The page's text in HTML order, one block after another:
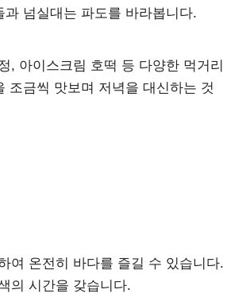
넘실대는 파도를 바라봅니다.
, 아이스크림 호떡 등 다양한 먹거리
조금씩 맛보며 저녁을 대신하는 것
여 온전히 바다를 즐길 수 있습니다.
의 시간을 갖습니다.